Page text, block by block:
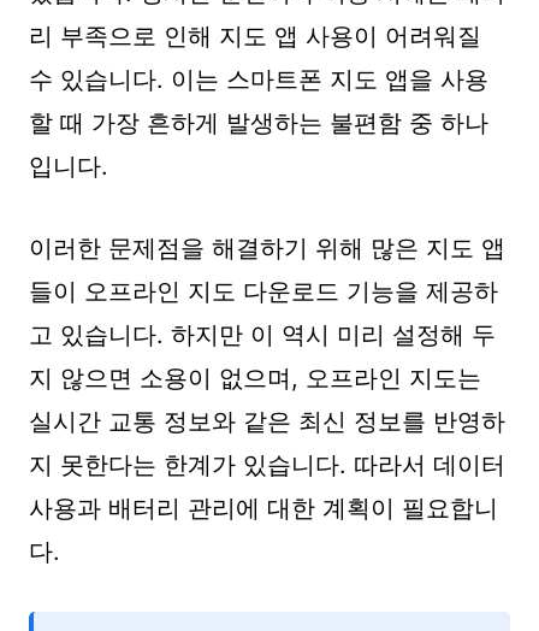
리 부족으로 인해 지도 앱 사용이 어려워질
수 있습니다. 이는 스마트폰 지도 앱을 사용
할 때 가장 흔하게 발생하는 불편함 중 하나
입니다.
이러한 문제점을 해결하기 위해 많은 지도 앱
들이 오프라인 지도 다운로드 기능을 제공하
고 있습니다. 하지만 이 역시 미리 설정해 두
지 않으면 소용이 없으며, 오프라인 지도는
실시간 교통 정보와 같은 최신 정보를 반영하
지 못한다는 한계가 있습니다. 따라서 데이터
사용과 배터리 관리에 대한 계획이 필요합니
다.